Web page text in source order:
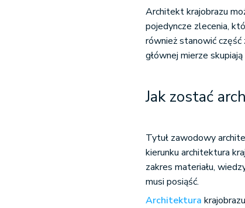
Architekt krajobrazu
pojedyncze zlecenia,
również stanowić
głównej mierze
Jak zostać
Tytuł zawodowy
kierunku architektura
zakres materiału,
musi posiąść.
Architektura